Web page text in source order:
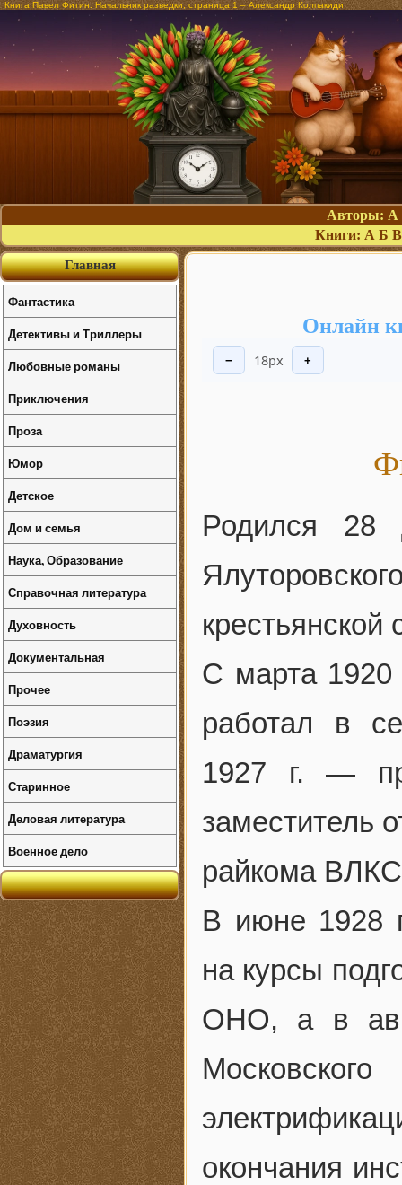
Книга Павел Фитин. Начальник разведки, страница 1 – Александр Колпакиди
Авторы: А
Книги: А Б В
Онлайн
− 18px +
Родился 28
крестьянской
С марта 1920
работал в
1927 г. —
заместитель
райкома
В июне 1928
на курсы
ОНО, а в
окончания
Главная
Фантастика
Детективы и Триллеры
Любовные романы
Приключения
Проза
Юмор
Детское
Дом и семья
Наука, Образование
Справочная литература
Духовность
Документальная
Прочее
Поэзия
Драматургия
Старинное
Деловая литература
Военное дело